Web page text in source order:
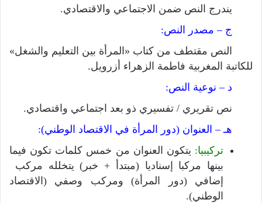
يندرج النص ضمن الاجتماعي والاقتصادي.
ج – مصدر النص:
النص مقتطف من كتاب «المرأة بين التعليم والشغل»
للكاتبة المغربية فاطمة الزهراء أزرويل.
د – نوعية النص:
نص تقريري / تفسيري ذو بعد اجتماعي واقتصادي.
هـ – العنوان (دور المرأة في الاقتصاد الوطني):
تركيبيا: يتكون العنوان من خمس كلمات تكون فيما
بينها مركبا إسناديا (مبتدأ + خبر) يتخلله مركب
إضافي (دور المرأة) ومركب وصفي (الاقتصاد
الوطني).